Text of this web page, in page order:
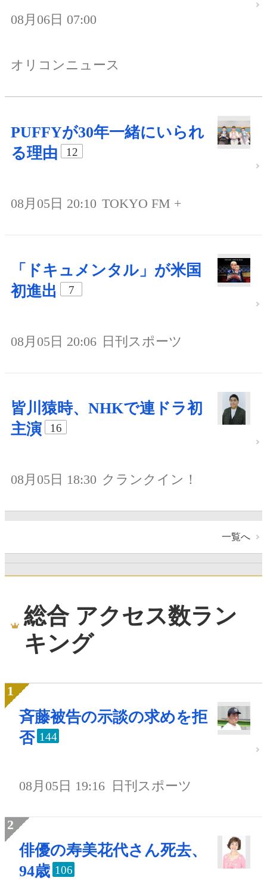
08月06日 07:00
オリコンニュース
PUFFYが30年一緒にいられ
る理由
12
08月05日 20:10 TOKYO FM +
「ドキュメンタル」が米国
初進出
7
08月05日 20:06 日刊スポーツ
皆川猿時、NHKで連ドラ初
主演
16
08月05日 18:30 クランクイン！
一覧へ
総合 アクセス数ラン
キング
斉藤被告の示談の求めを拒
否 144
08月05日 19:16 日刊スポーツ
俳優の寿美花代さん死去、
94歳 106